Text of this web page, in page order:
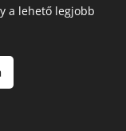
a lehető legjobb